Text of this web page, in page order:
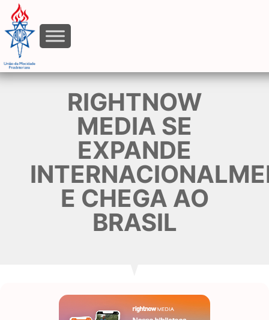
RIGHTNOW
MEDIA SE
EXPANDE
E CHEGA AO
BRASIL